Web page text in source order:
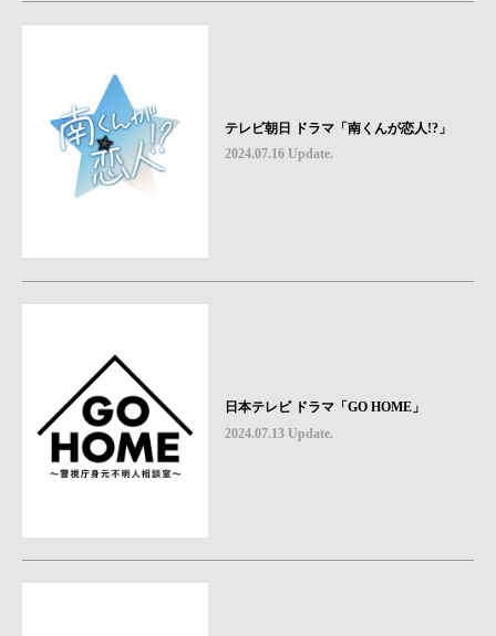
テレビ朝日 ドラマ「南くんが恋人!?」
2024.07.16 Update.
日本テレビ ドラマ「GO HOME」
2024.07.13 Update.